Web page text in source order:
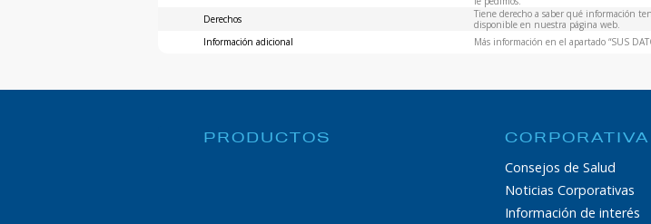
Derechos
Tiene derecho a saber qué información
disponible en nuestra página web.
Información adicional
Más información en el apartado “SUS
PRODUCTOS
CORPORATIVA
Consejos de Salud
Noticias Corporativas
Información de interés